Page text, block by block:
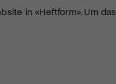
in «Heftform». Um das